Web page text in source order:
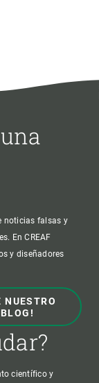
noticias falsas y
En CREAF
y diseñadores
NUESTRO
BLOG!
científico y